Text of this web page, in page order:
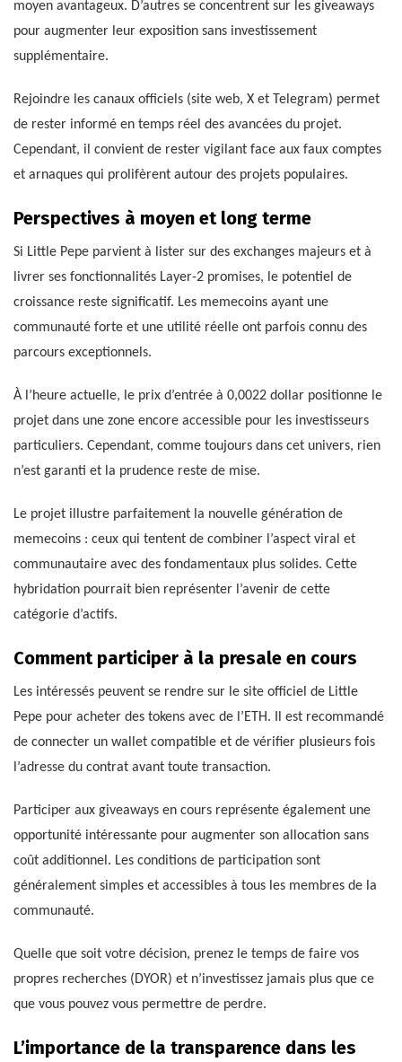
moyen avantageux. D’autres se concentrent sur les giveaways
pour augmenter leur exposition sans investissement
supplémentaire.
Rejoindre les canaux officiels (site web, X et Telegram) permet
de rester informé en temps réel des avancées du projet.
Cependant, il convient de rester vigilant face aux faux comptes
et arnaques qui prolifèrent autour des projets populaires.
Perspectives à moyen et long terme
Si Little Pepe parvient à lister sur des exchanges majeurs et à
livrer ses fonctionnalités Layer-2 promises, le potentiel de
croissance reste significatif. Les memecoins ayant une
communauté forte et une utilité réelle ont parfois connu des
parcours exceptionnels.
À l’heure actuelle, le prix d’entrée à 0,0022 dollar positionne le
projet dans une zone encore accessible pour les investisseurs
particuliers. Cependant, comme toujours dans cet univers, rien
n’est garanti et la prudence reste de mise.
Le projet illustre parfaitement la nouvelle génération de
memecoins : ceux qui tentent de combiner l’aspect viral et
communautaire avec des fondamentaux plus solides. Cette
hybridation pourrait bien représenter l’avenir de cette
catégorie d’actifs.
Comment participer à la presale en cours
Les intéressés peuvent se rendre sur le site officiel de Little
Pepe pour acheter des tokens avec de l’ETH. Il est recommandé
de connecter un wallet compatible et de vérifier plusieurs fois
l’adresse du contrat avant toute transaction.
Participer aux giveaways en cours représente également une
opportunité intéressante pour augmenter son allocation sans
coût additionnel. Les conditions de participation sont
généralement simples et accessibles à tous les membres de la
communauté.
Quelle que soit votre décision, prenez le temps de faire vos
propres recherches (DYOR) et n’investissez jamais plus que ce
que vous pouvez vous permettre de perdre.
L’importance de la transparence dans les